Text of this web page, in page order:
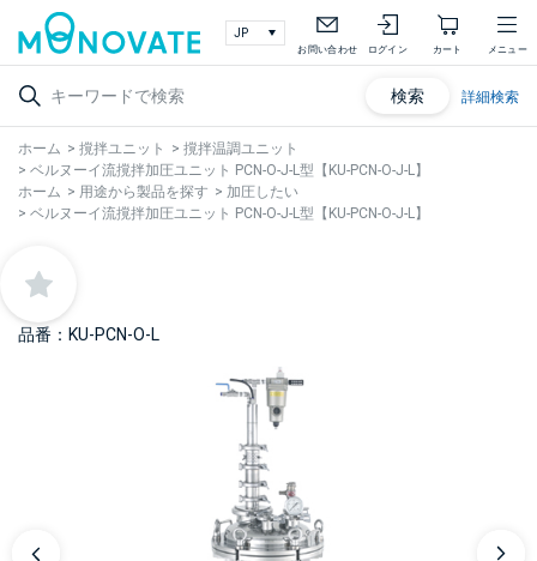
お問い合わせ ログイン カート メニュー
検索 詳細検索
ホーム > 撹拌ユニット > 撹拌温調ユニット
> ベルヌーイ流撹拌加圧ユニット PCN-O-J-L型【KU-PCN-O-J-L】
ホーム > 用途から製品を探す > 加圧したい
> ベルヌーイ流撹拌加圧ユニット PCN-O-J-L型【KU-PCN-O-J-L】
品番：KU-PCN-O-L